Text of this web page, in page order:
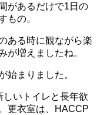
があるだけで1日の
もの。
ある時に観ながら楽
が増えましたね。
始まりました。
いトイレと長年欲
更衣室は、HACCP